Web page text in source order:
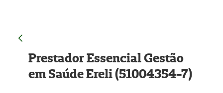
Prestador Essencial Gestão
em Saúde Ereli (51004354-7)